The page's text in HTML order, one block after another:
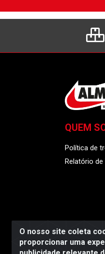
O nosso site coleta
proporcionar uma
QUEM
Política de
Relatório de